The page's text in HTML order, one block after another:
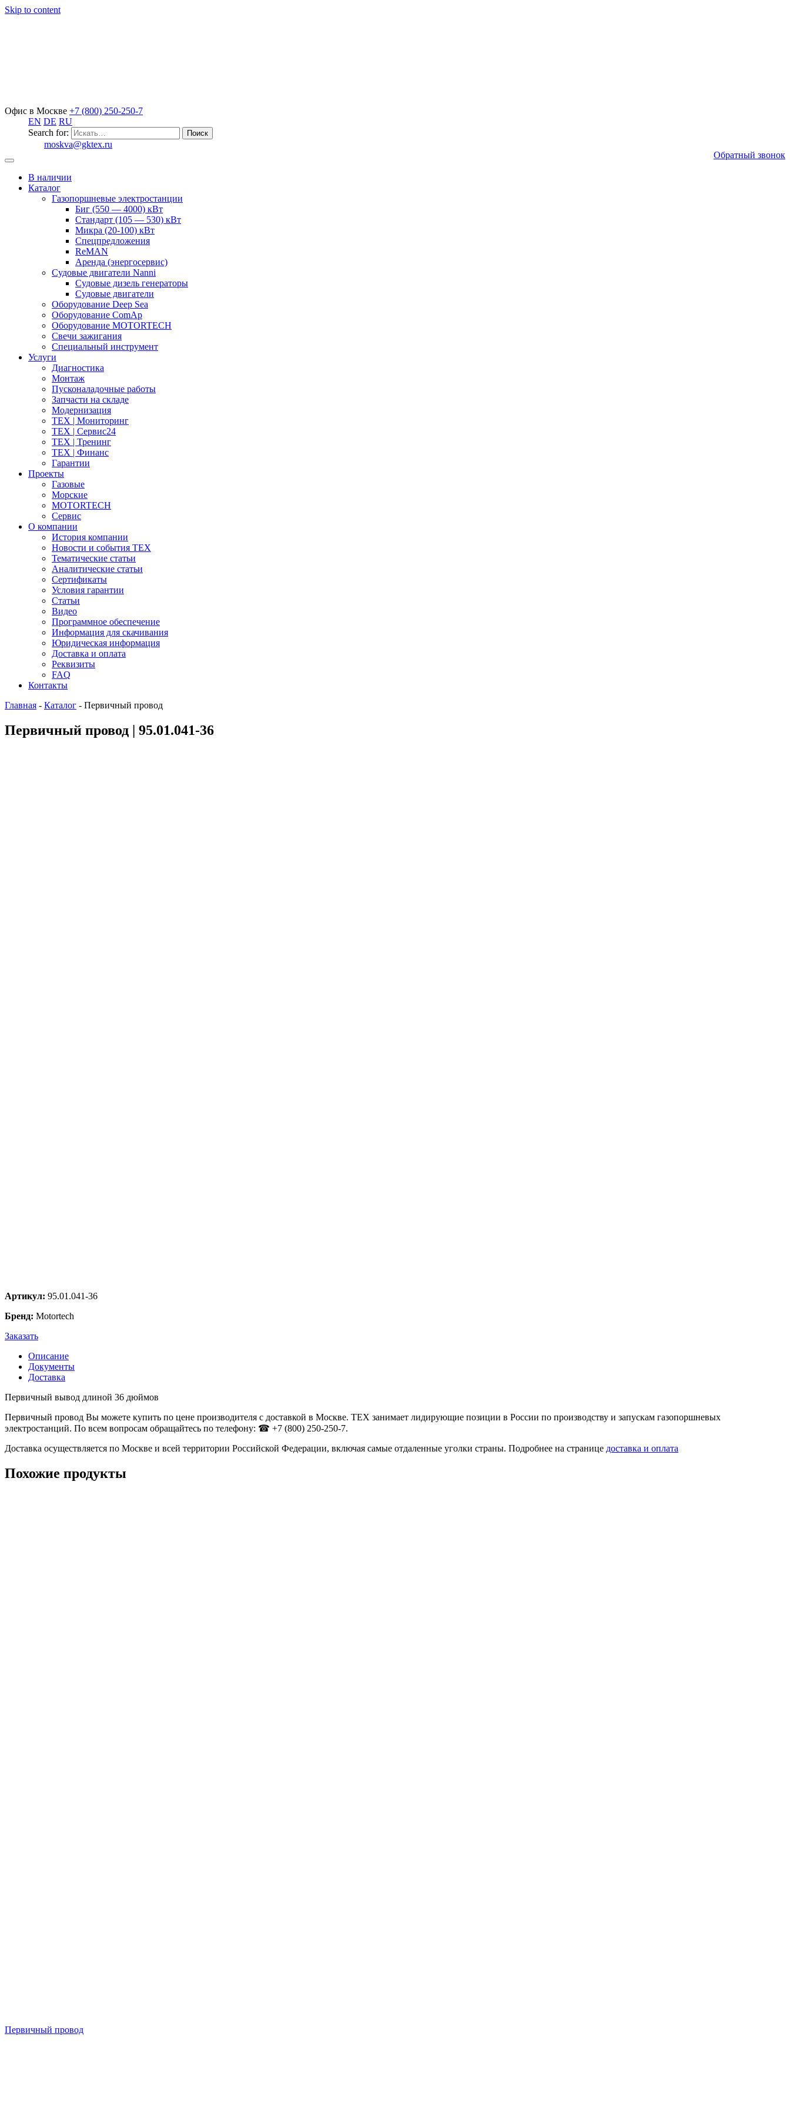
Skip to content
Офис в Москве +7 (800) 250-250-7
EN DE RU
Search for:
moskva@gktex.ru
Обратный звонок
В наличии
Каталог
Газопоршневые электростанции
Биг (550 — 4000) кВт
Стандарт (105 — 530) кВт
Микра (20-100) кВт
Спецпредложения
ReMAN
Аренда (энергосервис)
Судовые двигатели Nanni
Судовые дизель генераторы
Судовые двигатели
Оборудование Deep Sea
Оборудование ComAp
Оборудование MOTORTECH
Свечи зажигания
Специальный инструмент
Услуги
Диагностика
Монтаж
Пусконаладочные работы
Запчасти на складе
Модернизация
ТЕХ | Мониторинг
ТЕХ | Сервис24
ТЕХ | Тренинг
ТЕХ | Финанс
Гарантии
Проекты
Газовые
Морские
MOTORTECH
Сервис
О компании
История компании
Новости и события ТЕХ
Тематические статьи
Аналитические статьи
Сертификаты
Условия гарантии
Статьи
Видео
Программное обеспечение
Информация для скачивания
Юридическая информация
Доставка и оплата
Реквизиты
FAQ
Контакты
Главная - Каталог - Первичный провод
Первичный провод | 95.01.041-36
Артикул: 95.01.041-36
Бренд: Motortech
Заказать
Описание
Документы
Доставка
Первичный вывод длиной 36 дюймов
Первичный провод Вы можете купить по цене производителя с доставкой в Москве. ТЕХ занимает лидирующие позиции в России по производству и запускам газопоршневых
электростанций. По всем вопросам обращайтесь по телефону: ☎ +7 (800) 250-250-7.
Доставка осуществляется по Москве и всей территории Российской Федерации, включая самые отдаленные уголки страны. Подробнее на странице доставка и оплата
Похожие продукты
Первичный провод